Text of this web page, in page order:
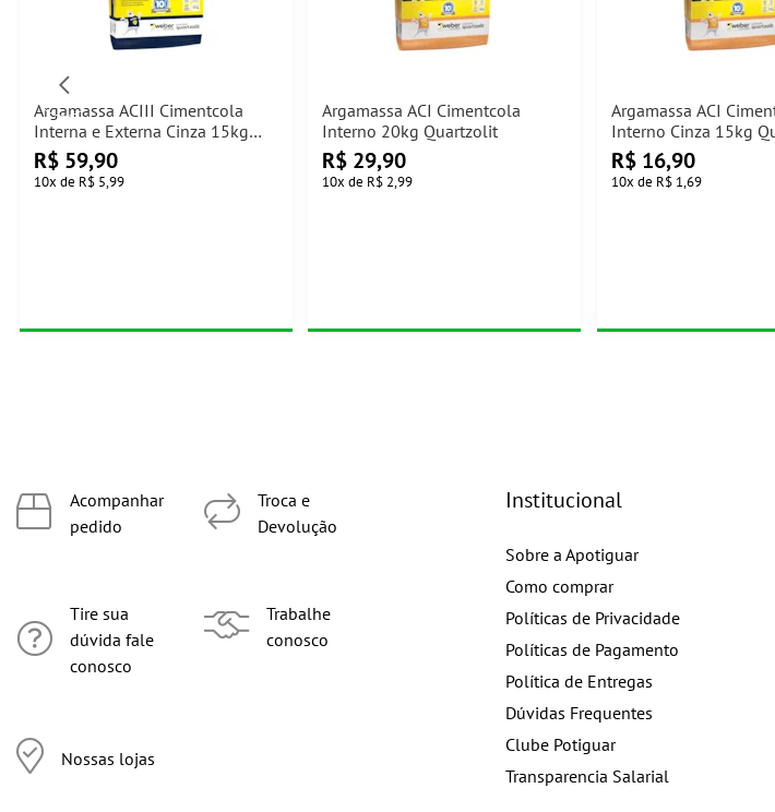
Argamassa ACIII Cimentcola
Interna e Externa Cinza 15kg
Quartzolit
R$ 59,90
10x de R$ 5,99
Argamassa ACI Cimentcola
Interno 20kg Quartzolit
R$ 29,90
10x de R$ 2,99
Argamassa ACI
Interno Cinza 15kg
R$ 16,90
10x de R$ 1,69
Acompanhar
pedido
Tire sua
dúvida fale
conosco
Nossas lojas
Troca e
Devolução
Trabalhe
conosco
Institucional
Sobre a Apotiguar
Como comprar
Políticas de Privacidade
Políticas de Pagamento
Política de Entregas
Dúvidas Frequentes
Clube Potiguar
Transparencia Salarial